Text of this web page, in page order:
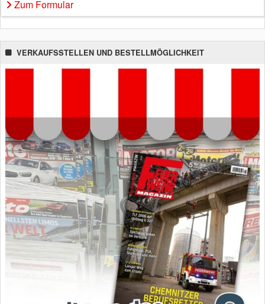
Zum Formular
VERKAUFSSTELLEN UND BESTELLMÖGLICHKEIT